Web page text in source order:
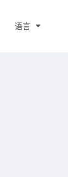
语言